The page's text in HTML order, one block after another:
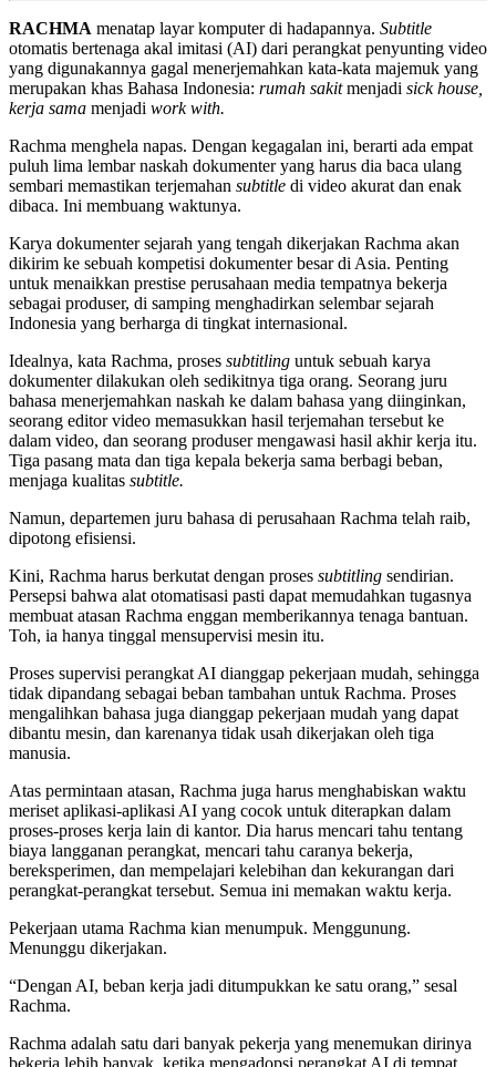
RACHMA menatap layar komputer di hadapannya. Subtitle
otomatis bertenaga akal imitasi (AI) dari perangkat penyunting video
yang digunakannya gagal menerjemahkan kata-kata majemuk yang
merupakan khas Bahasa Indonesia: rumah sakitmenjadi sick house,
kerja sama menjadi work with.
Rachma menghela napas. Dengan kegagalan ini, berarti ada empat
puluh lima lembar naskah dokumenter yang harus dia baca ulang
sembari memastikan terjemahan subtitle di video akurat dan enak
dibaca. Ini membuang waktunya.
Karya dokumenter sejarah yang tengah dikerjakan Rachma akan
dikirim ke sebuah kompetisi dokumenter besar di Asia. Penting
untuk menaikkan prestise perusahaan media tempatnya bekerja
sebagai produser, di samping menghadirkan selembar sejarah
Indonesia yang berharga di tingkat internasional.
Idealnya, kata Rachma, proses subtitling untuk sebuah karya
dokumenter dilakukan oleh sedikitnya tiga orang. Seorang juru
bahasa menerjemahkan naskah ke dalam bahasa yang diinginkan,
seorang editor video memasukkan hasil terjemahan tersebut ke
dalam video, dan seorang produser mengawasi hasil akhir kerja itu.
Tiga pasang mata dan tiga kepala bekerja sama berbagi beban,
menjaga kualitas subtitle.
Namun, departemen juru bahasa di perusahaan Rachma telah raib,
dipotong efisiensi.
Kini, Rachma harus berkutat dengan proses subtitling sendirian.
Persepsi bahwa alat otomatisasi pasti dapat memudahkan tugasnya
membuat atasan Rachma enggan memberikannya tenaga bantuan.
Toh, ia hanya tinggal mensupervisi mesin itu.
Proses supervisi perangkat AI dianggap pekerjaan mudah, sehingga
tidak dipandang sebagai beban tambahan untuk Rachma. Proses
mengalihkan bahasa juga dianggap pekerjaan mudah yang dapat
dibantu mesin, dan karenanya tidak usah dikerjakan oleh tiga
manusia.
Atas permintaan atasan, Rachma juga harus menghabiskan waktu
meriset aplikasi-aplikasi AI yang cocok untuk diterapkan dalam
proses-proses kerja lain di kantor. Dia harus mencari tahu tentang
biaya langganan perangkat, mencari tahu caranya bekerja,
bereksperimen, dan mempelajari kelebihan dan kekurangan dari
perangkat-perangkat tersebut. Semua ini memakan waktu kerja.
Pekerjaan utama Rachma kian menumpuk. Menggunung.
Menunggu dikerjakan.
“Dengan AI, beban kerja jadi ditumpukkan ke satu orang,” sesal
Rachma.
Rachma adalah satu dari banyak pekerja yang menemukan dirinya